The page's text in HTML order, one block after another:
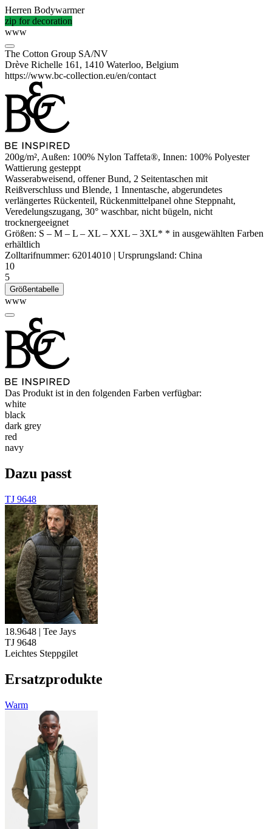
Herren Bodywarmer
zip for decoration
www
The Cotton Group SA/NV
Drève Richelle 161, 1410 Waterloo, Belgium
https://www.bc-collection.eu/en/contact
200g/m², Außen: 100% Nylon Taffeta®, Innen: 100% Polyester
Wattierung gesteppt
Wasserabweisend, offener Bund, 2 Seitentaschen mit
Reißverschluss und Blende, 1 Innentasche, abgerundetes
verlängertes Rückenteil, Rückenmittelpanel ohne Steppnaht,
Veredelungszugang, 30° waschbar, nicht bügeln, nicht
trocknergeeignet
Größen: S – M – L – XL – XXL – 3XL* * in ausgewählten Farben
erhältlich
Zolltarifnummer: 62014010 | Ursprungsland: China
10
5
Größentabelle
www
Das Produkt ist in den folgenden Farben verfügbar:
white
black
dark grey
red
navy
Dazu passt
TJ 9648
18.9648 | Tee Jays
TJ 9648
Leichtes Steppgilet
Ersatzprodukte
Warm